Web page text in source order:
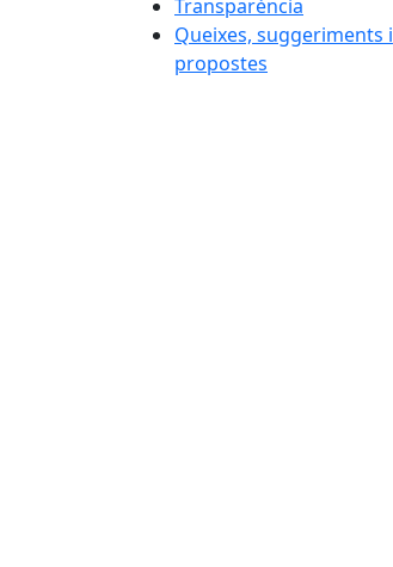
Transparència
Queixes, suggeriments i
propostes